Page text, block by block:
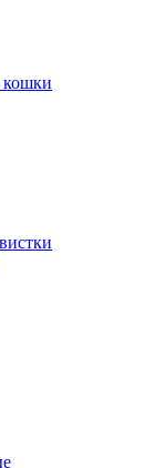
кошки